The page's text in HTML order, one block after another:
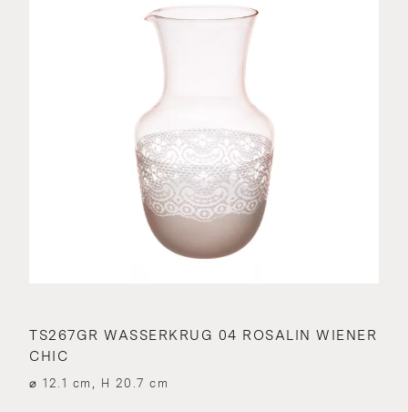
TS267GR WASSERKRUG 04 ROSALIN WIENER
CHIC
⌀ 12.1 cm, H 20.7 cm